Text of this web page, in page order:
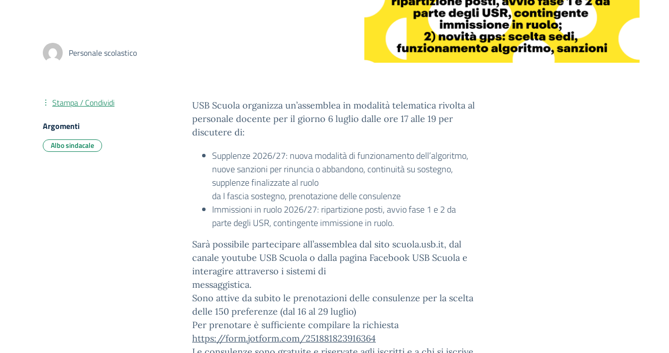
Personale scolastico
USB Scuola organizza un’assemblea in modalità telematica rivolta al
personale docente per il giorno 6 luglio dalle ore 17 alle 19 per
discutere di:
Supplenze 2026/27: nuova modalità di funzionamento dell’algoritmo,
nuove sanzioni per rinuncia o abbandono, continuità su sostegno,
supplenze finalizzate al ruolo
da I fascia sostegno, prenotazione delle consulenze
Immissioni in ruolo 2026/27: ripartizione posti, avvio fase 1 e 2 da
parte degli USR, contingente immissione in ruolo.
Sarà possibile partecipare all’assemblea dal sito scuola.usb.it, dal
canale youtube USB Scuola o dalla pagina Facebook USB Scuola e
interagire attraverso i sistemi di
messaggistica.
Sono attive da subito le prenotazioni delle consulenze per la scelta
delle 150 preferenze (dal 16 al 29 luglio)
Per prenotare è sufficiente compilare la richiesta
https://form.jotform.com/251881823916364
Stampa / Condividi
Argomenti
Albo sindacale